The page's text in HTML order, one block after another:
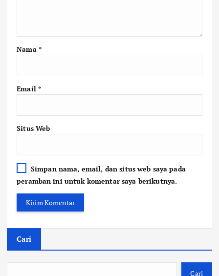
Nama *
Email *
Situs Web
Simpan nama, email, dan situs web saya pada
peramban ini untuk komentar saya berikutnya.
Cari
Cari